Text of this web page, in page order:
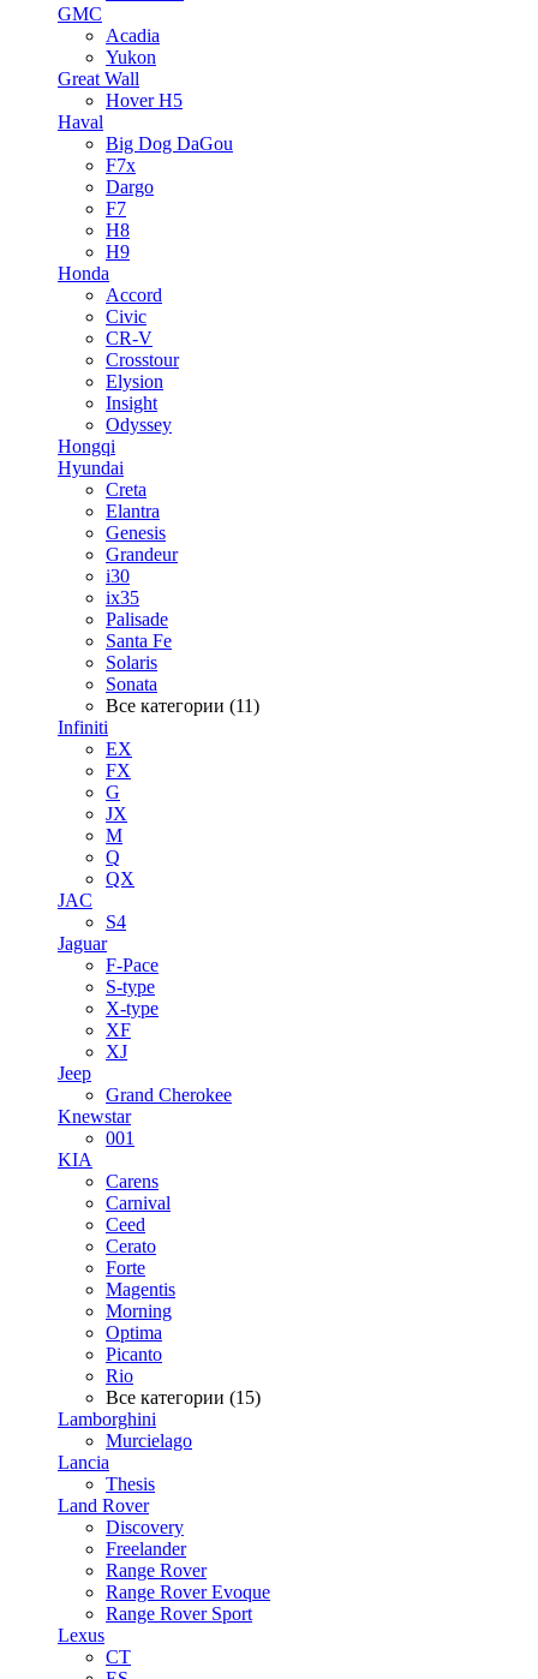
GMC
Acadia
Yukon
Great Wall
Hover H5
Haval
Big Dog DaGou
F7x
Dargo
F7
H8
H9
Honda
Accord
Civic
CR-V
Crosstour
Elysion
Insight
Odyssey
Hongqi
Hyundai
Creta
Elantra
Genesis
Grandeur
i30
ix35
Palisade
Santa Fe
Solaris
Sonata
Все категории (11)
Infiniti
EX
FX
G
JX
M
Q
QX
JAC
S4
Jaguar
F-Pace
S-type
X-type
XF
XJ
Jeep
Grand Cherokee
Knewstar
001
KIA
Carens
Carnival
Ceed
Cerato
Forte
Magentis
Morning
Optima
Picanto
Rio
Все категории (15)
Lamborghini
Murcielago
Lancia
Thesis
Land Rover
Discovery
Freelander
Range Rover
Range Rover Evoque
Range Rover Sport
Lexus
CT